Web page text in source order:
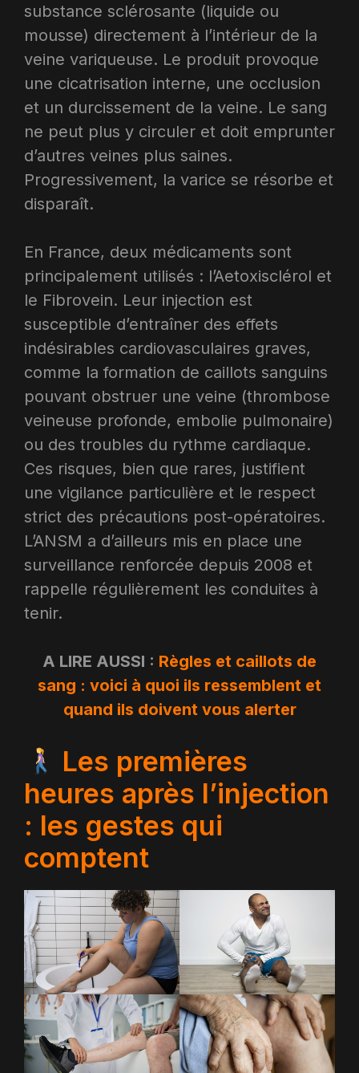
substance sclérosante (liquide ou
mousse) directement à l’intérieur de la
veine variqueuse. Le produit provoque
une cicatrisation interne, une occlusion
et un durcissement de la veine. Le sang
ne peut plus y circuler et doit emprunter
d’autres veines plus saines.
Progressivement, la varice se résorbe et
disparaît.
En France, deux médicaments sont
principalement utilisés : l’Aetoxisclérol et
le Fibrovein. Leur injection est
susceptible d’entraîner des effets
indésirables cardiovasculaires graves,
comme la formation de caillots sanguins
pouvant obstruer une veine (thrombose
veineuse profonde, embolie pulmonaire)
ou des troubles du rythme cardiaque.
Ces risques, bien que rares, justifient
une vigilance particulière et le respect
strict des précautions post-opératoires.
L’ANSM a d’ailleurs mis en place une
surveillance renforcée depuis 2008 et
rappelle régulièrement les conduites à
tenir.
A LIRE AUSSI : Règles et caillots de
sang : voici à quoi ils ressemblent et
quand ils doivent vous alerter
Les premières
heures après l’injection
: les gestes qui
comptent